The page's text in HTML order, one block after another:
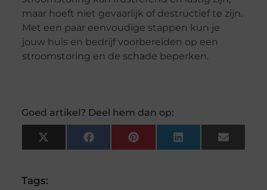
maar hoeft niet gevaarlijk of destructief te zijn.
Met een paar eenvoudige stappen kun je
jouw huis en bedrijf voorbereiden op een
stroomstoring en de schade beperken.
Goed artikel? Deel hem dan op:
X
(Twitter)
FacebookPinterestLinkedInEmail
Tags: